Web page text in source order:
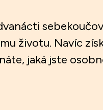
životu. Navíc
jaká jste